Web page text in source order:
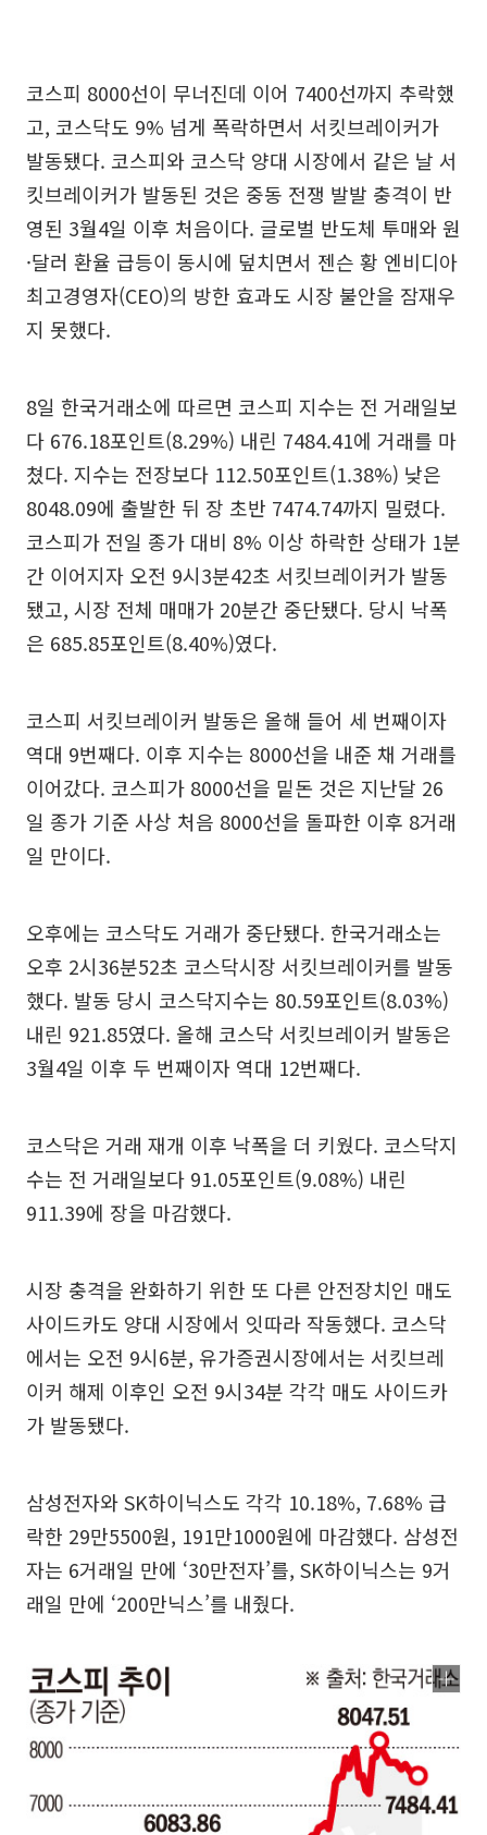
코스피 8000선이 무너진데 이어 7400선까지 추락했
고, 코스닥도 9% 넘게 폭락하면서 서킷브레이커가
발동됐다. 코스피와 코스닥 양대 시장에서 같은 날 서
킷브레이커가 발동된 것은 중동 전쟁 발발 충격이 반
영된 3월4일 이후 처음이다. 글로벌 반도체 투매와 원
·달러 환율 급등이 동시에 덮치면서 젠슨 황 엔비디아
최고경영자(CEO)의 방한 효과도 시장 불안을 잠재우
지 못했다.
8일 한국거래소에 따르면 코스피 지수는 전 거래일보
다 676.18포인트(8.29%) 내린 7484.41에 거래를 마
쳤다. 지수는 전장보다 112.50포인트(1.38%) 낮은
8048.09에 출발한 뒤 장 초반 7474.74까지 밀렸다.
코스피가 전일 종가 대비 8% 이상 하락한 상태가 1분
간 이어지자 오전 9시3분42초 서킷브레이커가 발동
됐고, 시장 전체 매매가 20분간 중단됐다. 당시 낙폭
은 685.85포인트(8.40%)였다.
코스피 서킷브레이커 발동은 올해 들어 세 번째이자
역대 9번째다. 이후 지수는 8000선을 내준 채 거래를
이어갔다. 코스피가 8000선을 밑돈 것은 지난달 26
일 종가 기준 사상 처음 8000선을 돌파한 이후 8거래
일 만이다.
오후에는 코스닥도 거래가 중단됐다. 한국거래소는
오후 2시36분52초 코스닥시장 서킷브레이커를 발동
했다. 발동 당시 코스닥지수는 80.59포인트(8.03%)
내린 921.85였다. 올해 코스닥 서킷브레이커 발동은
3월4일 이후 두 번째이자 역대 12번째다.
코스닥은 거래 재개 이후 낙폭을 더 키웠다. 코스닥지
수는 전 거래일보다 91.05포인트(9.08%) 내린
911.39에 장을 마감했다.
시장 충격을 완화하기 위한 또 다른 안전장치인 매도
사이드카도 양대 시장에서 잇따라 작동했다. 코스닥
에서는 오전 9시6분, 유가증권시장에서는 서킷브레
이커 해제 이후인 오전 9시34분 각각 매도 사이드카
가 발동됐다.
삼성전자와 SK하이닉스도 각각 10.18%, 7.68% 급
락한 29만5500원, 191만1000원에 마감했다. 삼성전
자는 6거래일 만에 ‘30만전자’를, SK하이닉스는 9거
래일 만에 ‘200만닉스’를 내줬다.